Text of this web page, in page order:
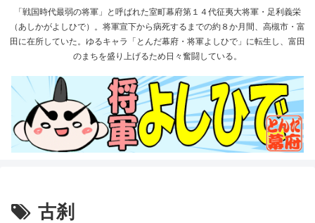
「戦国時代最弱の将軍」と呼ばれた室町幕府第１４代征夷大将軍・足利義栄
（あしかがよしひで）。将軍宣下から病死するまでの約８か月間、高槻市・富
田に在所していた。ゆるキャラ「とんだ幕府・将軍よしひで」に転生し、富田
のまちを盛り上げるため日々奮闘している。
古刹